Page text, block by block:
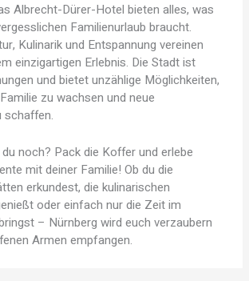
Albrecht-Dürer-Hotel bieten alles, was
Familienurlaub braucht.
Kulinarik und Entspannung vereinen
einzigartigen Erlebnis. Die Stadt ist
und bietet unzählige Möglichkeiten,
zu wachsen und neue
schaffen.
noch? Pack die Koffer und erlebe
mit deiner Familie! Ob du die
erkundest, die kulinarischen
oder einfach nur die Zeit im
– Nürnberg wird euch verzaubern
Armen empfangen.